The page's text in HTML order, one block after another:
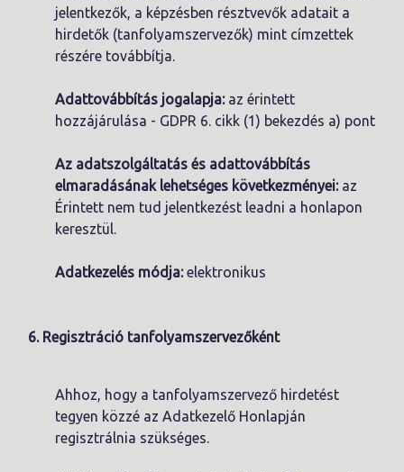
jelentkezők, a képzésben résztvevők adatait a
hirdetők (tanfolyamszervezők) mint címzettek
részére továbbítja.
Adattovábbítás jogalapja: az érintett
hozzájárulása - GDPR 6. cikk (1) bekezdés a) pont
Az adatszolgáltatás és adattovábbítás
elmaradásának lehetséges következményei: az
Érintett nem tud jelentkezést leadni a honlapon
keresztül.
Adatkezelés módja:elektronikus
6. Regisztráció tanfolyamszervezőként
Ahhoz, hogy a tanfolyamszervező hirdetést
tegyen közzé az Adatkezelő Honlapján
regisztrálnia szükséges.